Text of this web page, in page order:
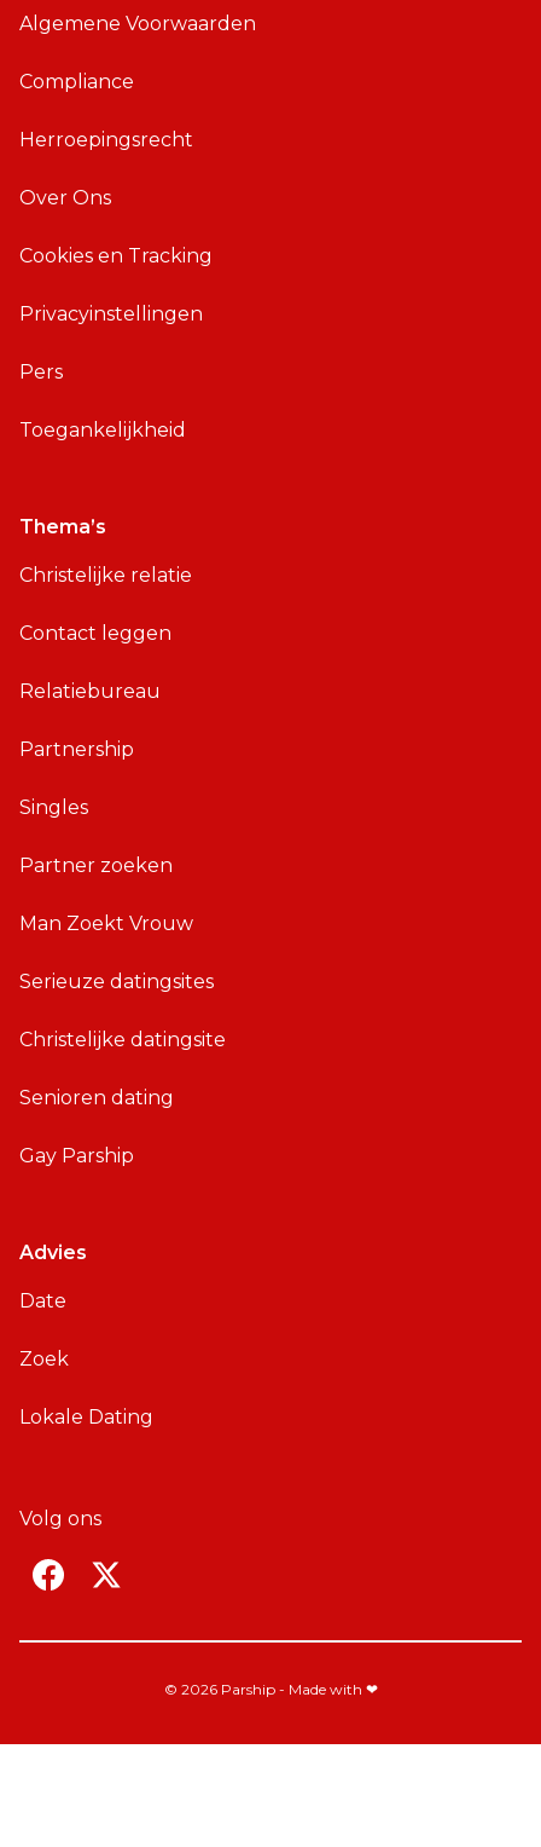
Algemene Voorwaarden
Compliance
Herroepingsrecht
Over Ons
Cookies en Tracking
Privacyinstellingen
Pers
Toegankelijkheid
Thema’s
Christelijke relatie
Contact leggen
Relatiebureau
Partnership
Singles
Partner zoeken
Man Zoekt Vrouw
Serieuze datingsites
Christelijke datingsite
Senioren dating
Gay Parship
Advies
Date
Zoek
Lokale Dating
Volg ons
F
c
T
i
© 2026 Parship - Made with ❤